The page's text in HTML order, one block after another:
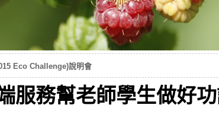
Eco Challenge)說明會
服務幫老師學生做好